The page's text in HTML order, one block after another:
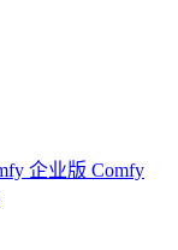
企业版 Comfy